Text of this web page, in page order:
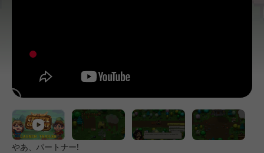
やあ、パートナー!